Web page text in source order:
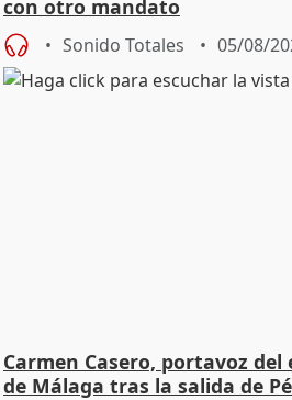
con otro mandato
Sonido Totales 05/08/
Carmen Casero, portavoz del
de Málaga tras la salida de